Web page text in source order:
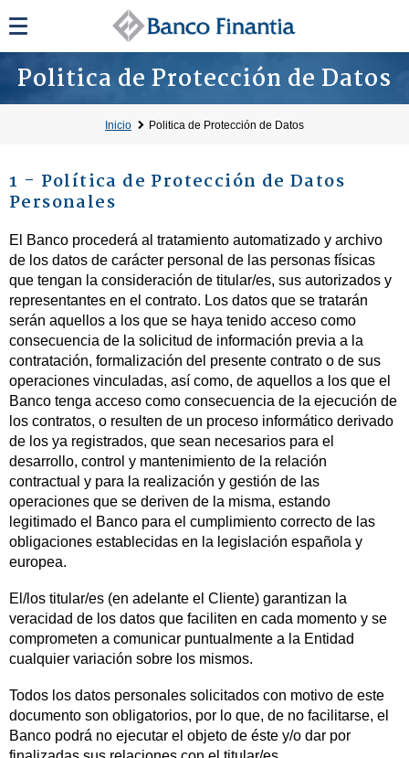
Politica de Protección de Datos
Inicio Politica de Protección de Datos
1 - Política de Protección de Datos
Personales
El Banco procederá al tratamiento automatizado y archivo
de los datos de carácter personal de las personas físicas
que tengan la consideración de titular/es, sus autorizados y
representantes en el contrato. Los datos que se tratarán
serán aquellos a los que se haya tenido acceso como
consecuencia de la solicitud de información previa a la
contratación, formalización del presente contrato o de sus
operaciones vinculadas, así como, de aquellos a los que el
Banco tenga acceso como consecuencia de la ejecución de
los contratos, o resulten de un proceso informático derivado
de los ya registrados, que sean necesarios para el
desarrollo, control y mantenimiento de la relación
contractual y para la realización y gestión de las
operaciones que se deriven de la misma, estando
legitimado el Banco para el cumplimiento correcto de las
obligaciones establecidas en la legislación española y
europea.
El/los titular/es (en adelante el Cliente) garantizan la
veracidad de los datos que faciliten en cada momento y se
comprometen a comunicar puntualmente a la Entidad
cualquier variación sobre los mismos.
Todos los datos personales solicitados con motivo de este
documento son obligatorios, por lo que, de no facilitarse, el
Banco podrá no ejecutar el objeto de éste y/o dar por